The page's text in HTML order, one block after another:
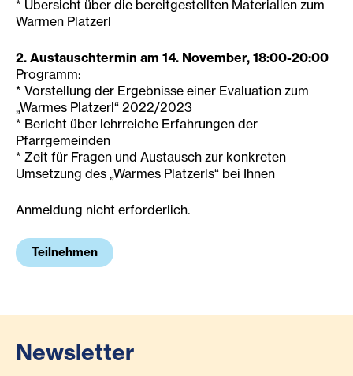
* Übersicht über die bereitgestellten Materialien zum
Warmen Platzerl
2. Austauschtermin am 14. November, 18:00-20:00
Programm:
* Vorstellung der Ergebnisse einer Evaluation zum
„Warmes Platzerl“ 2022/2023
* Bericht über lehrreiche Erfahrungen der
Pfarrgemeinden
* Zeit für Fragen und Austausch zur konkreten
Umsetzung des „Warmes Platzerls“ bei Ihnen
Anmeldung nicht erforderlich.
Teilnehmen
Newsletter